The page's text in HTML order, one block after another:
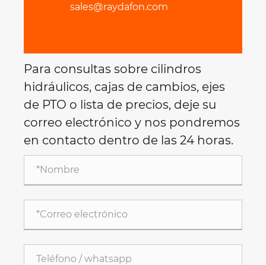
sales@raydafon.com
Para consultas sobre cilindros
hidráulicos, cajas de cambios, ejes
de PTO o lista de precios, deje su
correo electrónico y nos pondremos
en contacto dentro de las 24 horas.